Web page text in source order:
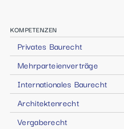
KOMPETENZEN
Privates Baurecht
Mehrparteienverträge
Internationales Baurecht
Architektenrecht
Vergaberecht